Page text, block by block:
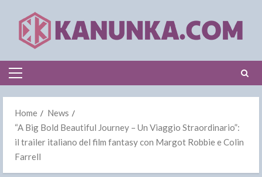
content
Primary
Home
News
“A Big Bold Beautiful Journey – Un Viaggio Straordinario”:
il trailer italiano del film fantasy con Margot Robbie e Colin
Farrell